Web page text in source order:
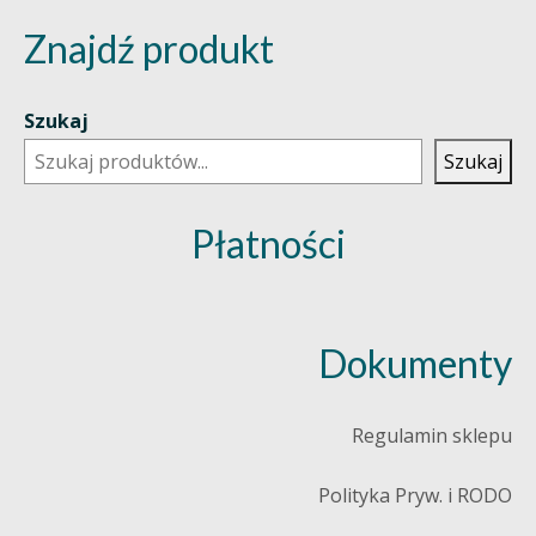
Znajdź produkt
Szukaj
Szukaj
Płatności
Dokumenty
Regulamin sklepu
Polityka Pryw. i RODO